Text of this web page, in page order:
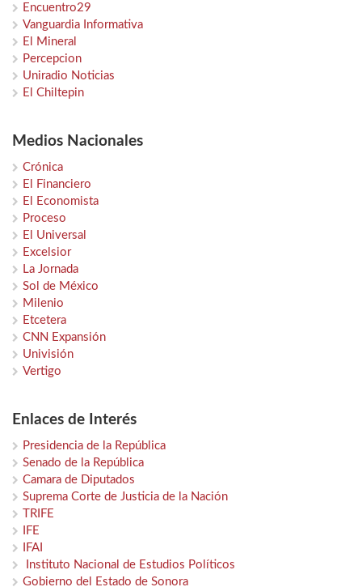
Encuentro29
Vanguardia Informativa
El Mineral
Percepcion
Uniradio Noticias
El Chiltepin
Medios Nacionales
Crónica
El Financiero
El Economista
Proceso
El Universal
Excelsior
La Jornada
Sol de México
Milenio
Etcetera
CNN Expansión
Univisión
Vertigo
Enlaces de Interés
Presidencia de la República
Senado de la República
Camara de Diputados
Suprema Corte de Justicia de la Nación
TRIFE
IFE
IFAI
Instituto Nacional de Estudios Políticos
Gobierno del Estado de Sonora